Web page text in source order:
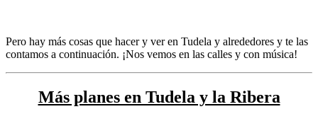
Pero hay más cosas que hacer y ver en Tudela y alrededores y te las
contamos a continuación. ¡Nos vemos en las calles y con música!
Más planes en Tudela y la Ribera